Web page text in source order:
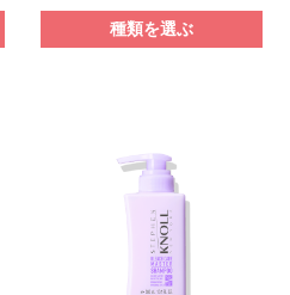
種類を選ぶ